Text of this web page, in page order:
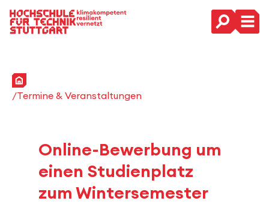
Hauptnavigation
Startseite
Termine & Veranstaltungen
Online-Bewerbung um
einen Studienplatz
zum Wintersemester